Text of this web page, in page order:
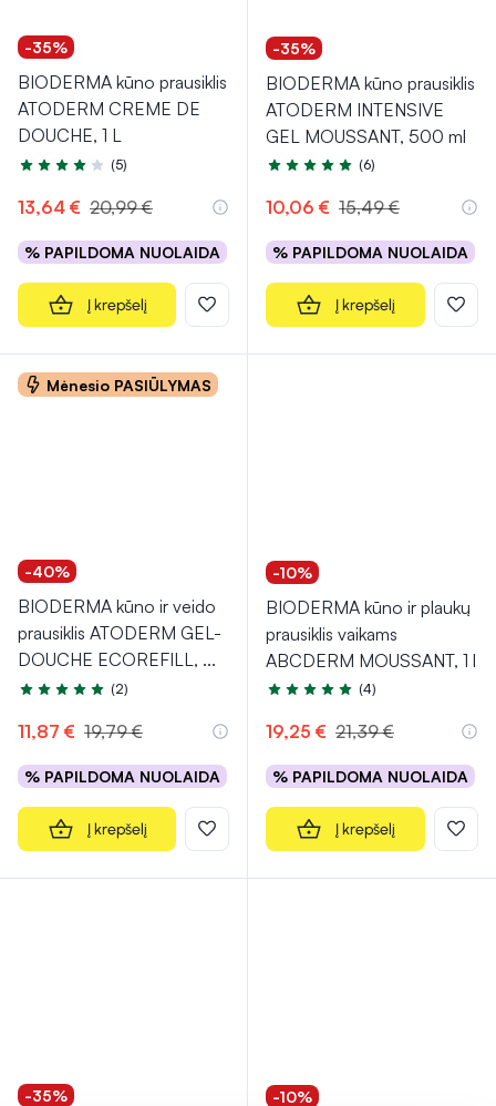
-35%
BIODERMA kūno prausiklis
ATODERM CREME DE
DOUCHE, 1 L
Įvertinimas 4.2 iš 5
(5)
13,64 € 20,99 €
% PAPILDOMA NUOLAIDA
Į krepšelį
-35%
BIODERMA kūno prausiklis
ATODERM INTENSIVE
GEL MOUSSANT, 500 ml
Įvertinimas 5.0 iš 5
(6)
10,06 € 15,49 €
% PAPILDOMA NUOLAIDA
Į krepšelį
Mėnesio PASIŪLYMAS
-40%
BIODERMA kūno ir veido
prausiklis ATODERM GEL-
DOUCHE ECOREFILL, ...
Įvertinimas 5.0 iš 5
(2)
11,87 € 19,79 €
% PAPILDOMA NUOLAIDA
Į krepšelį
-10%
BIODERMA kūno ir plaukų
prausiklis vaikams
ABCDERM MOUSSANT, 1 l
Įvertinimas 5.0 iš 5
(4)
19,25 € 21,39 €
% PAPILDOMA NUOLAIDA
Į krepšelį
-35% -10%